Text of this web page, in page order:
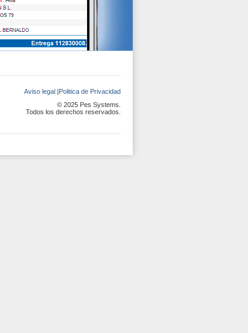
Aviso legal |Politica de Privacidad
© 2025 Pes Systems.
Todos los derechos reservados.